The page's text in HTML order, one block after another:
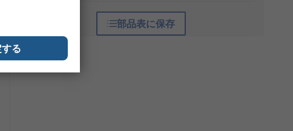
部品表に保存
る